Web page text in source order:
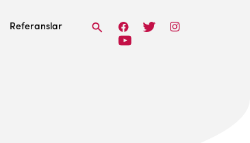
Referanslar